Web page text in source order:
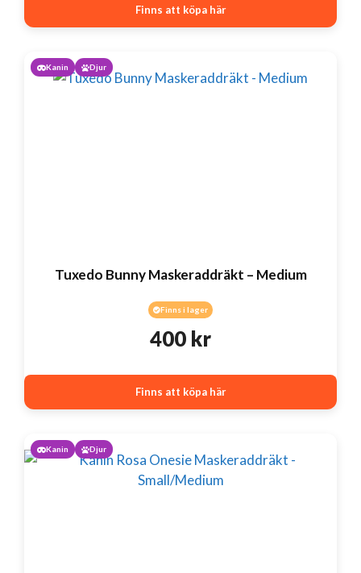
Finns att köpa här
Kanin Djur
Tuxedo Bunny Maskeraddräkt – Medium
Finns i lager
400 kr
Finns att köpa här
Kanin Djur